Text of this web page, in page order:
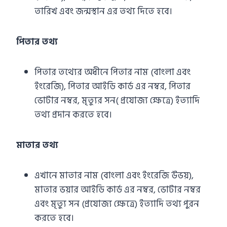
তারিখ এবং জন্মস্থান এর তথ্য দিতে হবে।
পিতার তথ্য
পিতার তথ্যের অধীনে পিতার নাম (বাংলা এবং
ইংরেজি), পিতার আইডি কার্ড এর নম্বর, পিতার
ভোটার নম্বর, মৃত্যুর সন( প্রযোজ্য ক্ষেত্রে) ইত্যাদি
তথ্য প্রদান করতে হবে।
মাতার তথ্য
এখানে মাতার নাম (বাংলা এবং ইংরেজি উভয়),
মাতার ভয়ার আইডি কার্ড এর নম্বর, ভোটার নম্বর
এবং মৃত্যু সন (প্রযোজ্য ক্ষেত্রে) ইত্যাদি তথ্য পুরন
করতে হবে।